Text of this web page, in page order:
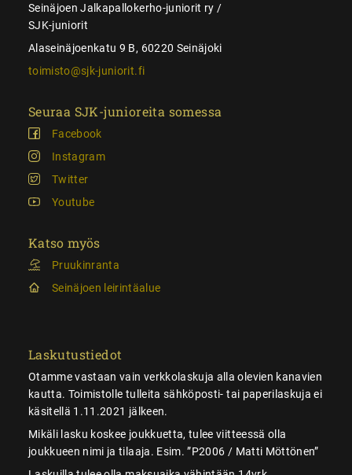
Seinäjoen Jalkapallokerho-juniorit ry /
SJK-juniorit
Alaseinäjoenkatu 9 B, 60220 Seinäjoki
toimisto@sjk-juniorit.fi
Seuraa SJK-junioreita somessa
Facebook
Instagram
Twitter
Youtube
Katso myös
Pruukinranta
Seinäjoen leirintäalue
Laskutustiedot
Otamme vastaan vain verkkolaskuja alla olevien kanavien
kautta. Toimistolle tulleita sähköposti- tai paperilaskuja ei
käsitellä 1.11.2021 jälkeen.
Mikäli lasku koskee joukkuetta, tulee viitteessä olla
joukkueen nimi ja tilaaja. Esim. ”P2006 / Matti Möttönen”